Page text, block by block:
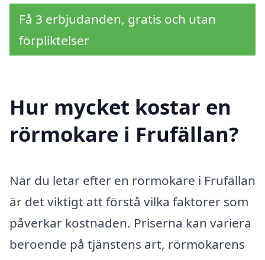
Få 3 erbjudanden, gratis och utan
förpliktelser
Hur mycket kostar en
rörmokare i Frufällan?
När du letar efter en rörmokare i Frufällan
är det viktigt att förstå vilka faktorer som
påverkar kostnaden. Priserna kan variera
beroende på tjänstens art, rörmokarens